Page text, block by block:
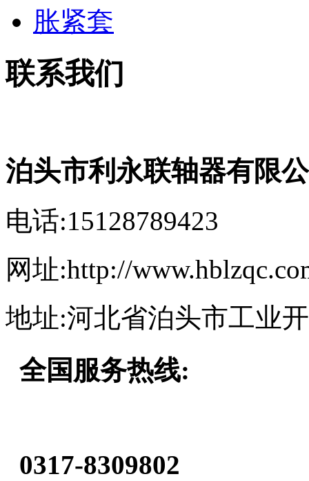
胀紧套
联系我们
泊头市利永联轴器有限
电话:15128789423
网址:http://
地址:河北省泊头市工业
全国服务热线:
0317-8309802